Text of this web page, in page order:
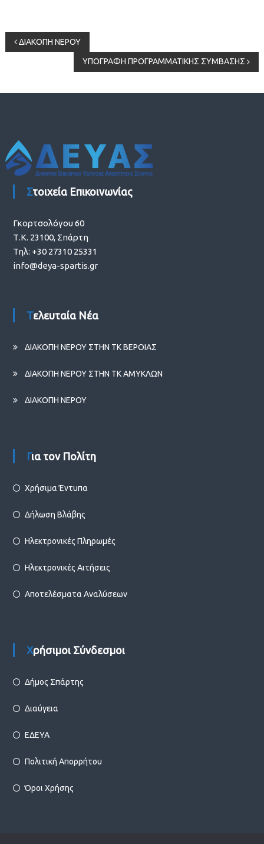
Πλοήγηση
ΔΙΑΚΟΠΗ ΝΕΡΟΥ
ΥΠΟΓΡΑΦΗ ΠΡΟΓΡΑΜΜΑΤΙΚΗΣ ΣΥΜΒΑΣΗΣ
Στοιχεία Επικοινωνίας
Γκορτσολόγου 60
Τ.Κ. 23100, Σπάρτη
Τηλ: +30 27310 25331
info@deya-spartis.gr
Τελευταία Νέα
ΔΙΑΚΟΠΗ ΝΕΡΟΥ ΣΤΗΝ ΤΚ ΒΕΡΟΙΑΣ
ΔΙΑΚΟΠΗ ΝΕΡΟΥ ΣΤΗΝ ΤΚ ΑΜΥΚΛΩΝ
ΔΙΑΚΟΠΗ ΝΕΡΟΥ
Για τον Πολίτη
Χρήσιμα Έντυπα
Δήλωση Βλάβης
Ηλεκτρονικές Πληρωμές
Ηλεκτρονικές Αιτήσεις
Αποτελέσματα Αναλύσεων
Χρήσιμοι Σύνδεσμοι
Δήμος Σπάρτης
Διαύγεια
ΕΔΕΥΑ
Πολιτική Απορρήτου
Όροι Χρήσης